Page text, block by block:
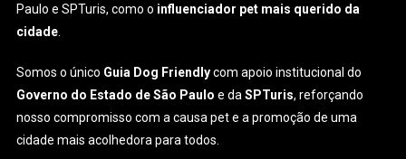
Paulo e SPTuris, como o influenciador pet mais querido da
cidade
Somos o único Guia Dog Friendlycom apoio institucional do
Governo do Estado de São Paulo e daSPTuris, reforçando
nosso compromisso com a causa pet e a promoção de uma
cidade mais acolhedora para todos.